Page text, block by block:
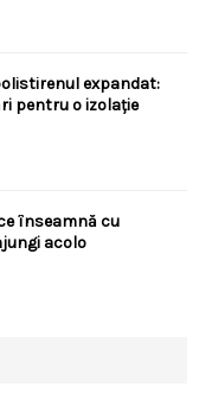
expandat:
pentru o izolație
înseamnă cu
acolo